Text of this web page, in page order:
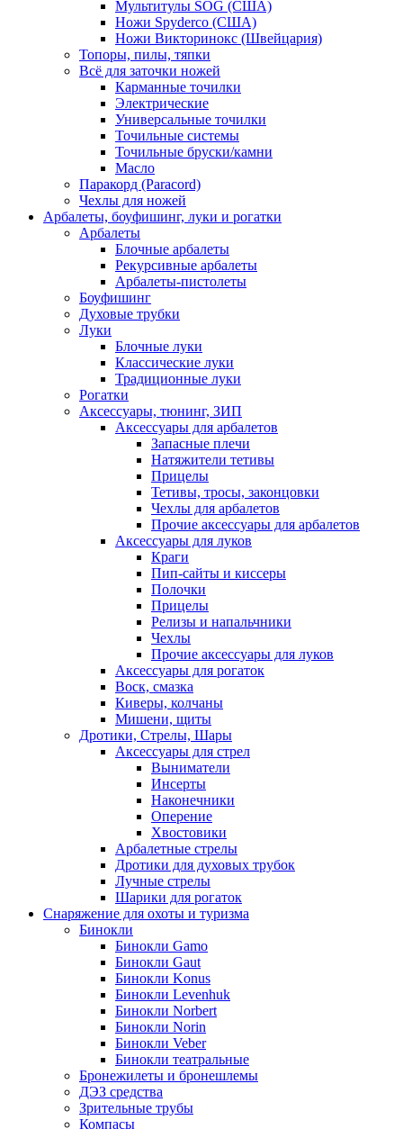
Мультитулы SOG (США)
Ножи Spyderco (США)
Ножи Викторинокс (Швейцария)
Топоры, пилы, тяпки
Всё для заточки ножей
Карманные точилки
Электрические
Универсальные точилки
Точильные системы
Точильные бруски/камни
Масло
Паракорд (Paracord)
Чехлы для ножей
Арбалеты, боуфишинг, луки и рогатки
Арбалеты
Блочные арбалеты
Рекурсивные арбалеты
Арбалеты-пистолеты
Боуфишинг
Духовые трубки
Луки
Блочные луки
Классические луки
Традиционные луки
Рогатки
Аксессуары, тюнинг, ЗИП
Аксессуары для арбалетов
Запасные плечи
Натяжители тетивы
Прицелы
Тетивы, тросы, законцовки
Чехлы для арбалетов
Прочие аксессуары для арбалетов
Аксессуары для луков
Краги
Пип-сайты и киссеры
Полочки
Прицелы
Релизы и напальчники
Чехлы
Прочие аксессуары для луков
Аксессуары для рогаток
Воск, смазка
Киверы, колчаны
Мишени, щиты
Дротики, Стрелы, Шары
Аксессуары для стрел
Выниматели
Инсерты
Наконечники
Оперение
Хвостовики
Арбалетные стрелы
Дротики для духовых трубок
Лучные стрелы
Шарики для рогаток
Снаряжение для охоты и туризма
Бинокли
Бинокли Gamo
Бинокли Gaut
Бинокли Konus
Бинокли Levenhuk
Бинокли Norbert
Бинокли Norin
Бинокли Veber
Бинокли театральные
Бронежилеты и бронешлемы
ДЭЗ средства
Зрительные трубы
Компасы